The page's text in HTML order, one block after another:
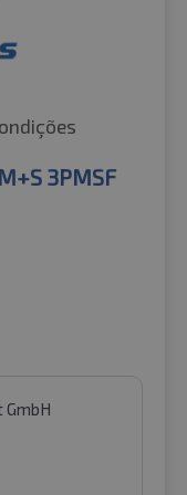
3PMSF